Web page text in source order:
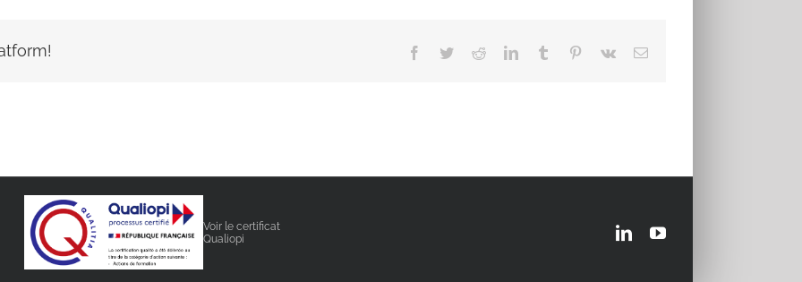
Facebook
TwitterRedditLinkedInTumblr Pinterest
Vk Email
Voir le certificat
Qualiopi
LinkedInYouTube